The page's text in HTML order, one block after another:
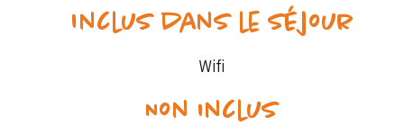
Inclus dans le séjour
Wifi
Non inclus